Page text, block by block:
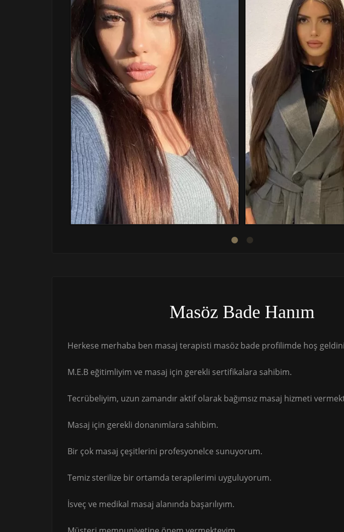
Masöz Bade Hanım
Herkese merhaba ben masaj terapisti masöz bade profilimde hoş
M.E.B eğitimliyim ve masaj için gerekli sertifikalara sahibim.
Tecrübeliyim, uzun zamandır aktif olarak bağımsız masaj hizmeti
Masaj için gerekli donanımlara sahibim.
Bir çok masaj çeşitlerini profesyonelce sunuyorum.
Temiz sterilize bir ortamda terapilerimi uyguluyorum.
İsveç ve medikal masaj alanında başarılıyım.